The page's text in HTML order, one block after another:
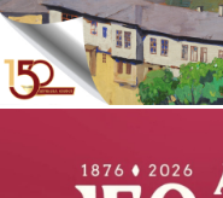
УЕБ КАМЕРИ
КОНТАКТИ
АКЦЕНТИ